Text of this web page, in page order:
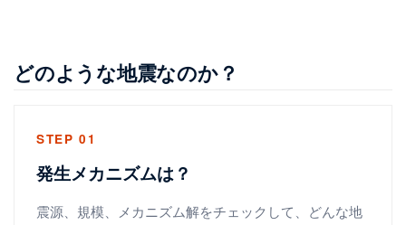
どのような地震なのか？
STEP 01
発生メカニズムは？
震源、規模、メカニズム解をチェックして、どんな地